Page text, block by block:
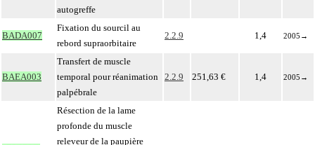
autogreffe
BADA007
Fixation du sourcil au
rebord supraorbitaire
2.2.9 1,4 2005 →
BAEA003
Transfert de muscle
temporal pour réanimation
palpébrale
2.2.9 251,63 € 1,4 2005 →
Résection de la lame
profonde du muscle
releveur de la paupière